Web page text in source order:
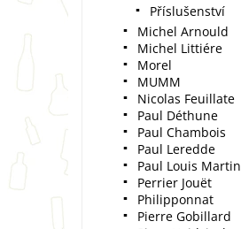
Příslušenství
Michel Arnould
Michel Littiére
Morel
MUMM
Nicolas Feuillate
Paul Déthune
Paul Chambois
Paul Leredde
Paul Louis Martin
Perrier Jouët
Philipponnat
Pierre Gobillard